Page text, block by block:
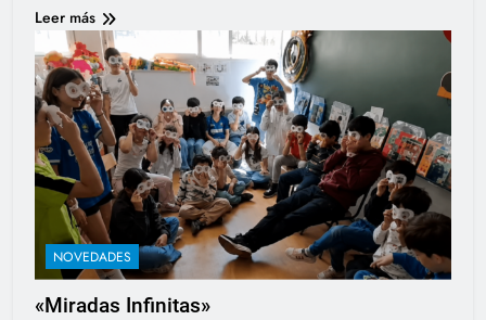
Leer más
NOVEDADES
«Miradas Infinitas»